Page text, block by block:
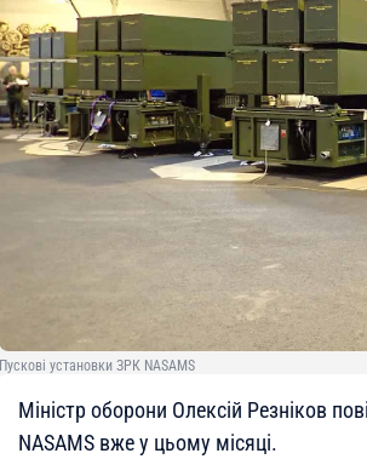
Пускові установки ЗРК NASAMS
Міністр оборони Олексій Резніков
NASAMS вже у цьому місяці.